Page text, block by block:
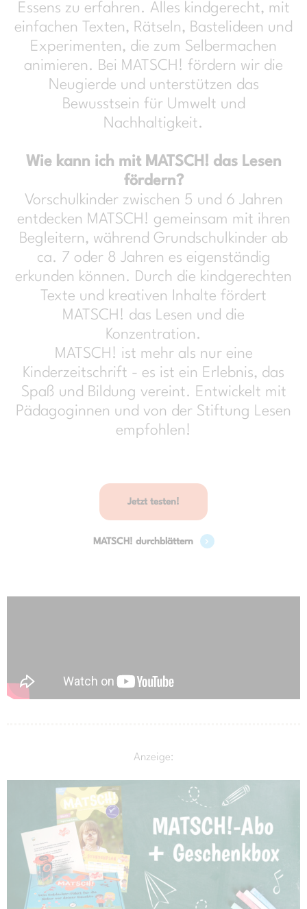
Essens zu erfahren. Alles kindgerecht, mit
einfachen Texten, Rätseln, Bastelideen und
Experimenten, die zum Selbermachen
animieren. Bei MATSCH! fördern wir die
Neugierde und unterstützen das
Bewusstsein für Umwelt und
Nachhaltigkeit.
Wie kann ich mit MATSCH! das Lesen
fördern?
Vorschulkinder zwischen 5 und 6 Jahren
entdecken MATSCH! gemeinsam mit ihren
Begleitern, während Grundschulkinder ab
ca. 7 oder 8 Jahren es eigenständig
erkunden können. Durch die kindgerechten
Texte und kreativen Inhalte fördert
MATSCH! das Lesen und die
Konzentration.
MATSCH! ist mehr als nur eine
Kinderzeitschrift - es ist ein Erlebnis, das
Spaß und Bildung vereint. Entwickelt mit
Pädagoginnen und von der Stiftung Lesen
empfohlen!
Jetzt testen!
MATSCH! durchblättern
Anzeige: